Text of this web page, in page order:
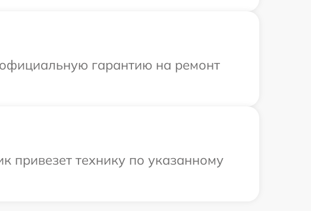
гарантию на ремонт
привезет технику по указанному